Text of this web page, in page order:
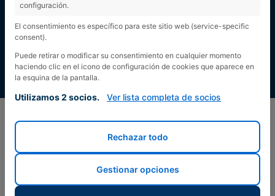
configuración.
El consentimiento es específico para este sitio web (service-specific
consent).
Puede retirar o modificar su consentimiento en cualquier momento
haciendo clic en el icono de configuración de cookies que aparece en
la esquina de la pantalla.
Utilizamos 2 socios. Ver lista completa de socios
Rechazar todo
Gestionar opciones